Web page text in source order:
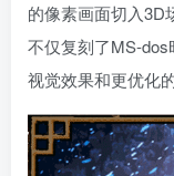
的像素画面切入3D
不仅复刻了MS-
视觉效果和更优化